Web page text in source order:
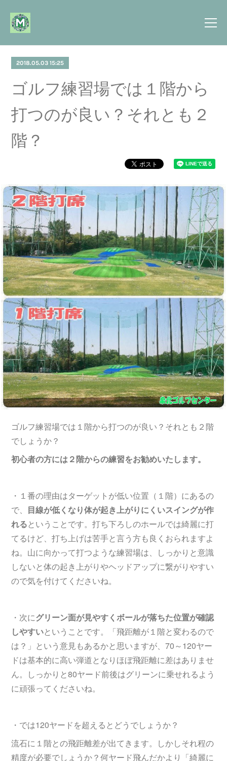
2018.05.03 15:25
ゴルフ練習場では１階から
打つのが良い？それとも２
階？
ゴルフ練習場では１階から打つのが良い？それとも２階
でしょうか？
初心者の方には２階からの練習をお勧めいたします。
・１番の理由はターゲットが低い位置（１階）にあるの
で、 目線が低くなり体が起き上がりにくいスイングが作
れるということです。打ち下ろしのホールでは綺麗に打
てるけど、打ち上げは苦手と言う方も良くおられますよ
ね。山に向かって打つような練習場は、しっかりと意識
しないと体の起き上がりやヘッドアップに繋がりやすい
ので気を付けてくださいね。
・次にグリーン面が見やすくボールが落ちた位置が確認
しやすいということです。「飛距離が１階と変わるので
は？」という意見もあるかと思いますが、70～120ヤー
ドは基本的に高い弾道となりほぼ飛距離に差はありませ
ん。しっかりと80ヤード前後はグリーンに乗せれるよう
に頑張ってくださいね。
・では120ヤードを超えるとどうでしょうか？
流石に１階との飛距離差が出てきます。しかしそれ程の
精度が必要でしょうか？何ヤード飛んだかより「綺麗に